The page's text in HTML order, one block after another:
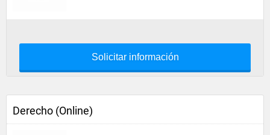
Solicitar información
Derecho (Online)